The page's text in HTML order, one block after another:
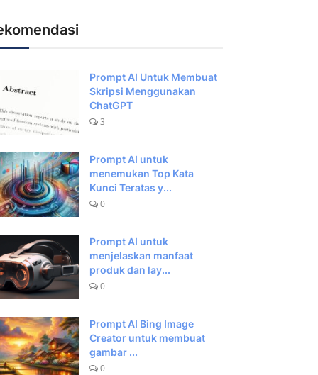
Prompt AI Untuk Membuat
Skripsi Menggunakan
ChatGPT
3
Prompt AI untuk
menemukan Top Kata
Kunci Teratas y...
0
Prompt AI untuk
menjelaskan manfaat
produk dan lay...
0
Prompt AI Bing Image
Creator untuk membuat
gambar ...
0